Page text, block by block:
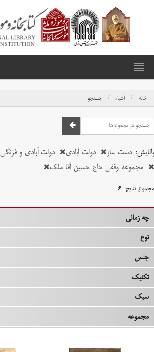
خانه اشیاء جستجو
پالایش: دست ساز دولت آبادی دولت آبادی و فرنگی
مجموعه وقفی حاج حسین آقا ملک
مجموع نتایج:۶
چه زمانی
نوع
جنس
تکنیک
سبک
مجموعه